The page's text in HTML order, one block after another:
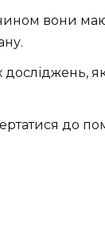
вони
досліджень,
до